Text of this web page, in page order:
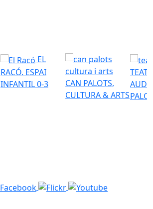
EL
RACÓ. ESPAI
INFANTIL 0-3
CAN PALOTS,
CULTURA & ARTS